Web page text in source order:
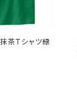
茶Tシャツ緑